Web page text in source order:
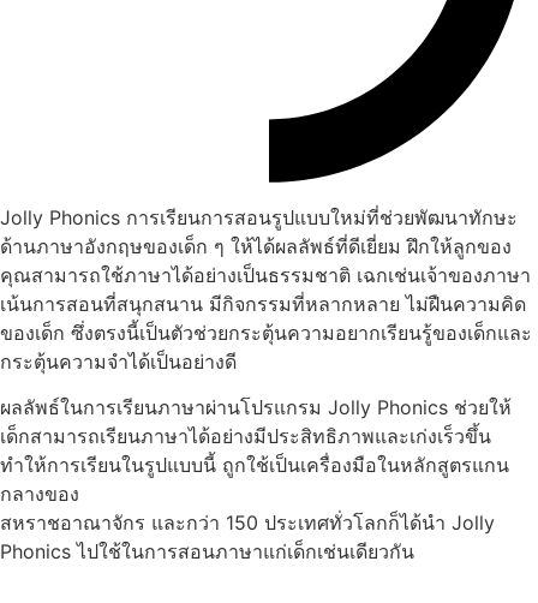
Jolly Phonics การเรียนการสอนรูปแบบใหม่ที่ช่วยพัฒนาทักษะ
ด้านภาษาอังกฤษของเด็ก ๆ ให้ได้ผลลัพธ์ที่ดีเยี่ยม ฝึกให้ลูกของ
คุณสามารถใช้ภาษาได้อย่างเป็นธรรมชาติ เฉกเช่นเจ้าของภาษา
เน้นการสอนที่สนุกสนาน มีกิจกรรมที่หลากหลาย ไม่ฝืนความคิด
ของเด็ก ซึ่งตรงนี้เป็นตัวช่วยกระตุ้นความอยากเรียนรู้ของเด็กและ
กระตุ้นความจำได้เป็นอย่างดี
ผลลัพธ์ในการเรียนภาษาผ่านโปรแกรม Jolly Phonics ช่วยให้
เด็กสามารถเรียนภาษาได้อย่างมีประสิทธิภาพและเก่งเร็วขึ้น
ทำให้การเรียนในรูปแบบนี้ ถูกใช้เป็นเครื่องมือในหลักสูตรแกน
กลางของ
สหราชอาณาจักร และกว่า 150 ประเทศทั่วโลกก็ได้นำ Jolly
Phonics ไปใช้ในการสอนภาษาแก่เด็กเช่นเดียวกัน